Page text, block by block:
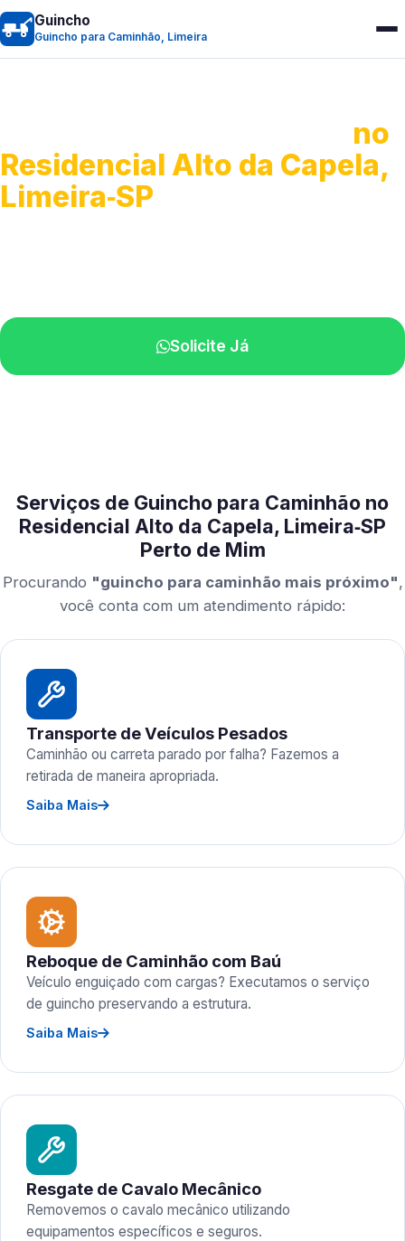
Guincho
Guincho para Caminhão, Limeira
no
Residencial Alto da Capela,
Limeira‑SP
Solicite Já
Serviços de Guincho para Caminhão no
Residencial Alto da Capela, Limeira‑SP
Perto de Mim
Procurando "guincho para caminhão mais próximo",
você conta com um atendimento rápido:
Transporte de Veículos Pesados
Caminhão ou carreta parado por falha? Fazemos a
retirada de maneira apropriada.
Saiba Mais
Reboque de Caminhão com Baú
Veículo enguiçado com cargas? Executamos o serviço
de guincho preservando a estrutura.
Saiba Mais
Resgate de Cavalo Mecânico
Removemos o cavalo mecânico utilizando
equipamentos específicos e seguros.